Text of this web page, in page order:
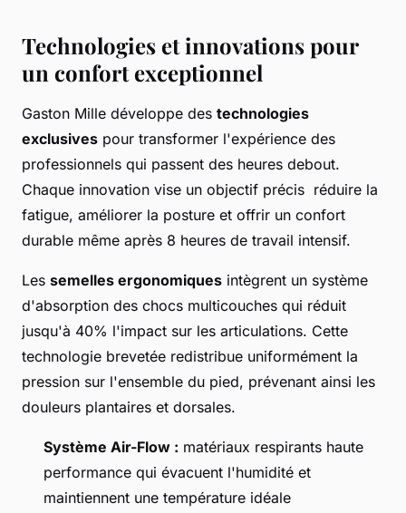
Technologies et innovations pour
un confort exceptionnel
Gaston Mille développe des technologies
exclusives pour transformer l'expérience des
professionnels qui passent des heures debout.
Chaque innovation vise un objectif précis réduire la
fatigue, améliorer la posture et offrir un confort
durable même après 8 heures de travail intensif.
Les semelles ergonomiques intègrent un système
d'absorption des chocs multicouches qui réduit
jusqu'à 40% l'impact sur les articulations. Cette
technologie brevetée redistribue uniformément la
pression sur l'ensemble du pied, prévenant ainsi les
douleurs plantaires et dorsales.
Système Air-Flow : matériaux respirants haute
performance qui évacuent l'humidité et
maintiennent une température idéale